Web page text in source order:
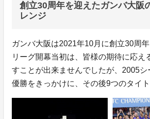
創立30周年を迎えたガンバ大阪
レンジ
ガンバ大阪は2021年10月に創立30周
リーグ開幕当初は、皆様の期待に応え
すことが出来ませんでしたが、2005
優勝をきっかけに、その後9つのタイト